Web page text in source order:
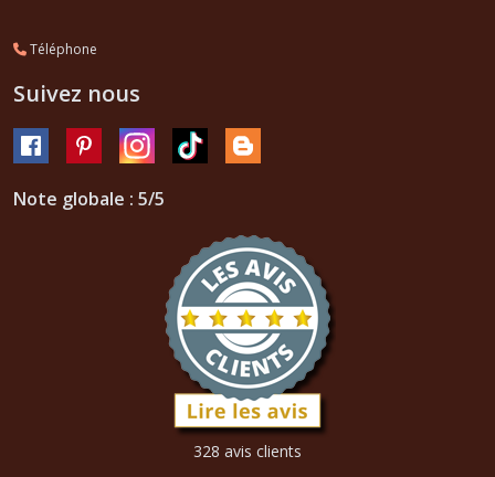
Téléphone
Suivez nous
Note globale : 5/5
328 avis clients